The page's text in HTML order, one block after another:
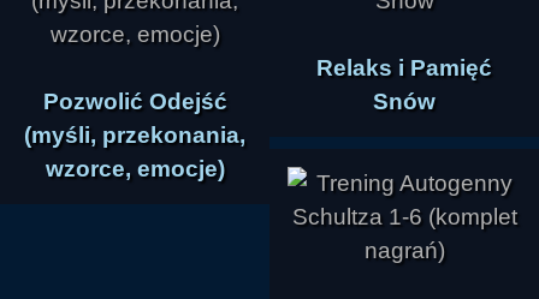
Pozwolić Odejść
(myśli, przekonania,
wzorce, emocje)
Relaks i Pamięć
Snów